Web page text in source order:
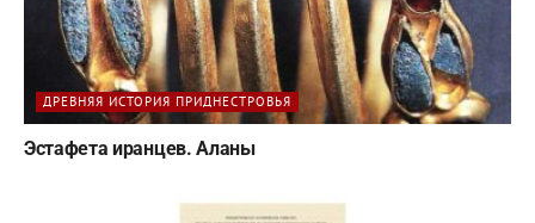
ДРЕВНЯЯ ИСТОРИЯ ПРИДНЕСТРОВЬЯ
Эстафета иранцев. Аланы